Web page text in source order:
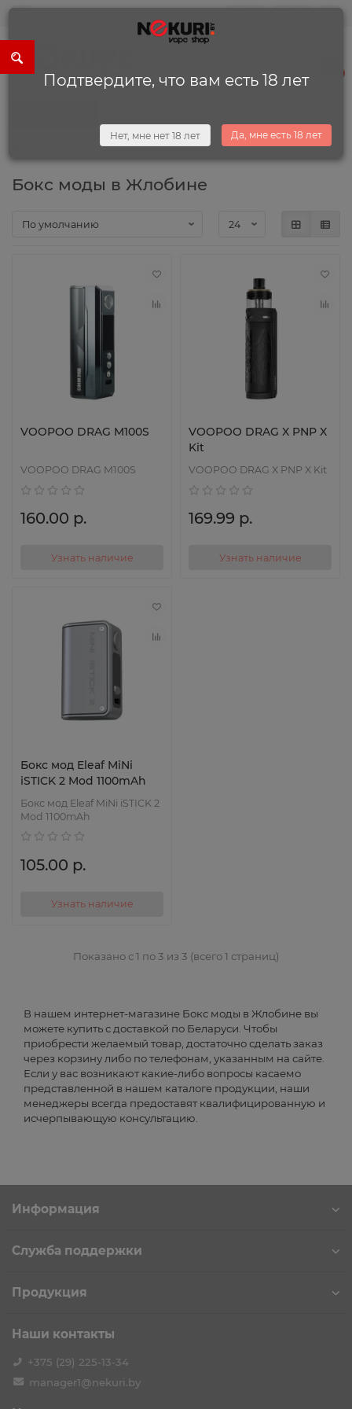
Бокс моды в Жлобине
VOOPOO DRAG M100S
VOOPOO DRAG M100S
160.00 р.
Узнать наличие
VOOPOO DRAG X PNP X
Kit
VOOPOO DRAG X PNP X Kit
169.99 р.
Узнать наличие
Бокс мод Eleaf MiNi
iSTICK 2 Mod 1100mAh
Бокс мод Eleaf MiNi iSTICK 2
Mod 1100mAh
105.00 р.
Узнать наличие
Показано с 1 по 3 из 3 (всего 1 страниц)
В нашем интернет-магазине Бокс моды в Жлобине вы
можете купить с доставкой по Беларуси. Чтобы
приобрести желаемый товар, достаточно сделать заказ
через корзину либо по телефонам, указанным на сайте.
Если у вас возникают какие-либо вопросы касаемо
представленной в нашем каталоге продукции, наши
менеджеры всегда предоставят квалифицированную и
исчерпывающую консультацию.
Подтвердите, что вам есть 18 лет
Нет, мне нет 18 лет Да, мне есть 18 лет
Информация
Служба поддержки
Продукция
Наши контакты
+375 (29) 225-13-34
manager1@nekuri.by